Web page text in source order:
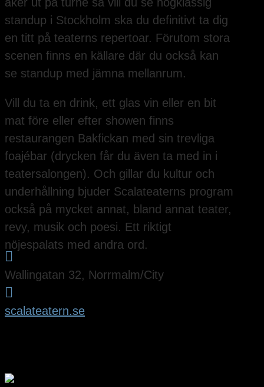
standup i Stockholm ska du definitivt ta dig
en titt på teaterns repertoar. Förutom stora
scenen finns en källare där du också kan
se standup med jämna mellanrum.
Vill du ta en drink, ett glas vin eller en bit
mat före eller efter showen finns
restaurangen Bakfickan med sin trevliga
foajébar (drycken får du även ta med in i
teatersalongen). Och gillar du kultur och
underhållning bjuder Scalateaterns program
också på mycket annat, bland annat teater,
revy, musik och poesi. Ett riktigt
nöjespalats med andra ord.

Wallingatan 32, Norrmalm/City

scalateatern.se